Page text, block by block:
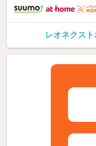
レオネクス